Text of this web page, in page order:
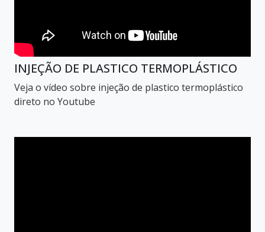
INJEÇÃO DE PLASTICO TERMOPLÁSTICO
Veja o vídeo sobre injeção de plastico termoplástico
direto no Youtube